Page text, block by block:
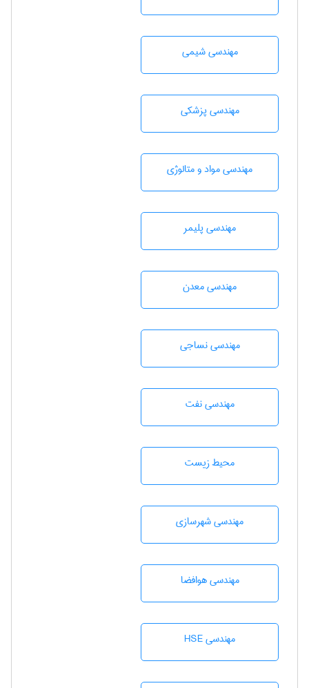
مهندسي شيمی
مهندسی پزشکی
مهندسی مواد و متالوژی
مهندسی پليمر
مهندسی معدن
مهندسي نساجی
مهندسی نفت
محيط زيست
مهندسی شهرسازی
مهندسی هوافضا
مهندسی HSE